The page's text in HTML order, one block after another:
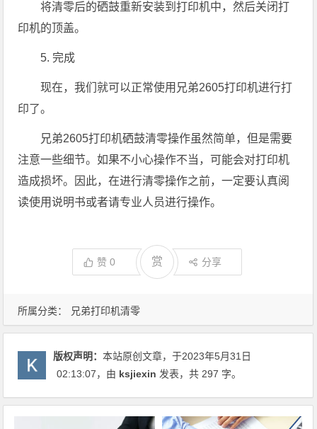
所属分类： 兄弟打印机清零
将清零后的硒鼓重新安装到打印机中，然后关闭打
印机的顶盖。
5. 完成
现在，我们就可以正常使用兄弟2605打印机进行打
印了。
兄弟2605打印机硒鼓清零操作虽然简单，但是需要
注意一些细节。如果不小心操作不当，可能会对打印机
造成损坏。因此，在进行清零操作之前，一定要认真阅
读使用说明书或者请专业人员进行操作。
赞0 赏 分享
版权声明：本站原创文章，于2023年5月31日
02:13:07，由 ksjiexin 发表，共 297 字。